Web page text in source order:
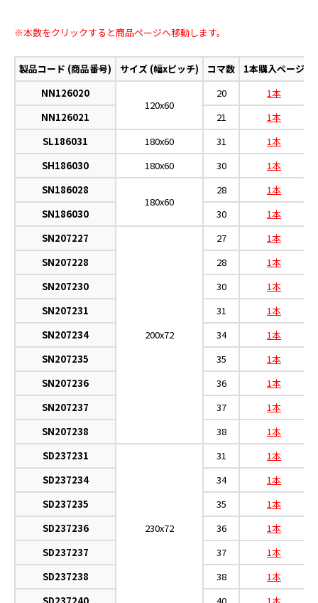
※本数をクリックすると商品ページへ移動します。
製品コード (商品番号) サイズ (幅xピッチ) コマ数 1本購入ページ
NN126020
120x60
20
1本
NN126021
21
1本
SL186031
180x60 31
1本
SH186030
180x60 30
1本
SN186028
180x60
28
1本
SN186030
30
1本
SN207227
200x72
27
1本
SN207228
28
1本
SN207230
30
1本
SN207231
31
1本
SN207234
34
1本
SN207235
35
1本
SN207236
36
1本
SN207237
37
1本
SN207238
38
1本
SD237231
230x72
31
1本
SD237234
34
1本
SD237235
35
1本
SD237236
36
1本
SD237237
37
1本
SD237238
38
1本